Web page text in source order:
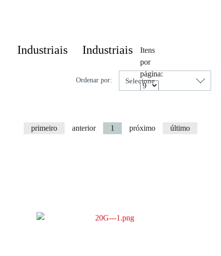
Industriais Industriais
Ordenar por:
Itens
por
página:
primeiro anterior 1 próximo último